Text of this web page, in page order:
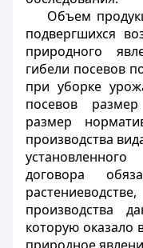
Объем
подвергшихся
природного
гибели посевов
при уборке
посевов
размер
производства
договора
производства
которую оказало